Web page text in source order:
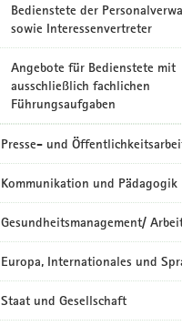
Bedienstete der
sowie Interessenvertreter
Angebote für Bedienstete mit
ausschließlich fachlichen
Führungsaufgaben
und
und Pädagogik
Internationales und
und Gesellschaft